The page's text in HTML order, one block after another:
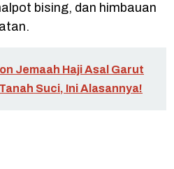
bising, dan himbauan
Jemaah Haji Asal Garut
Suci, Ini Alasannya!